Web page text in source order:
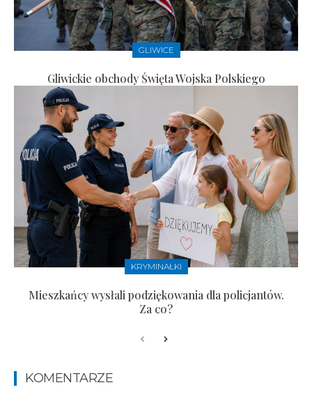
GLIWICE
Gliwickie obchody Święta Wojska Polskiego
KRYMINAŁKI
Mieszkańcy wysłali podziękowania dla policjantów.
Za co?
KOMENTARZE